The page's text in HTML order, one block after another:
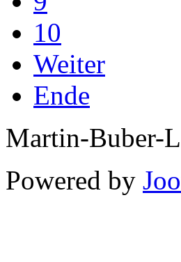
10
Weiter
Ende
Martin-Buber-
Powered by